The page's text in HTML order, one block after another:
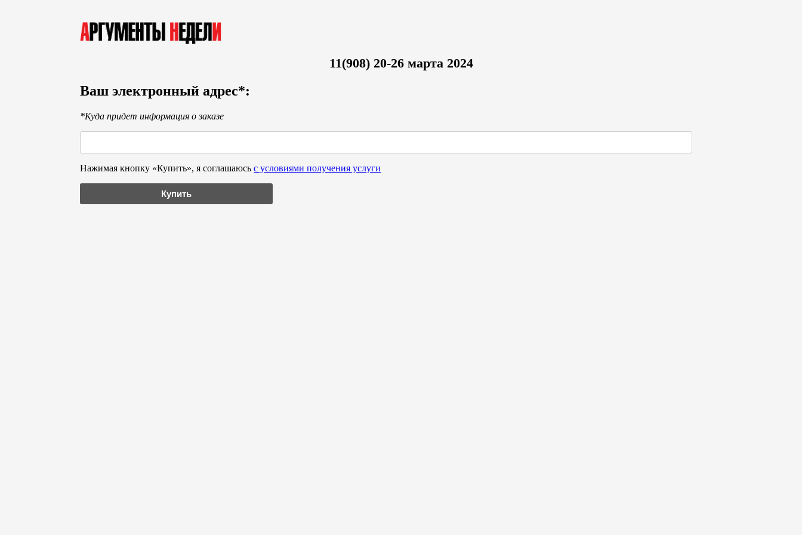
11(908) 20-26 марта 2024
Ваш электронный адрес*:
*Куда придет информация о заказе
Нажимая кнопку «Купить», я соглашаюсьс условиями получения услуги